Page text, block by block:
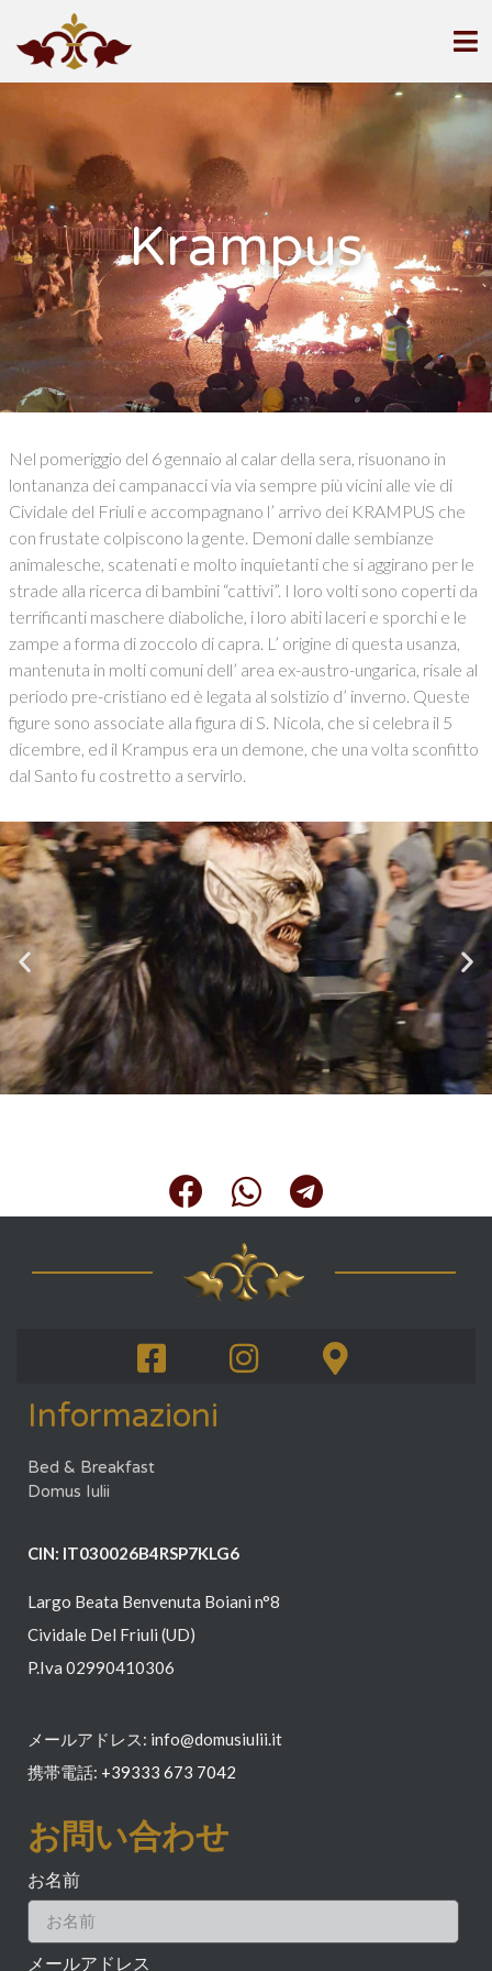
Krampus
Nel pomeriggio del 6 gennaio al calar della sera, risuonano in
lontananza dei campanacci via via sempre più vicini alle vie di
Cividale del Friuli e accompagnano l’ arrivo dei KRAMPUS che
con frustate colpiscono la gente. Demoni dalle sembianze
animalesche, scatenati e molto inquietanti che si aggirano per le
strade alla ricerca di bambini “cattivi”. I loro volti sono coperti da
terrificanti maschere diaboliche, i loro abiti laceri e sporchi e le
zampe a forma di zoccolo di capra. L’ origine di questa usanza,
mantenuta in molti comuni dell’ area ex-austro-ungarica, risale al
periodo pre-cristiano ed è legata al solstizio d’ inverno. Queste
figure sono associate alla figura di S. Nicola, che si celebra il 5
dicembre, ed il Krampus era un demone, che una volta sconfitto
dal Santo fu costretto a servirlo.
Informazioni
Bed & Breakfast
Domus Iulii
CIN: IT030026B4RSP7KLG6
Largo Beata Benvenuta Boiani n°8
Cividale Del Friuli (UD)
P.Iva 02990410306
メールアドレス: info@domusiulii.it
携帯電話: +39333 673 7042
お問い合わせ
お名前
メールアドレス